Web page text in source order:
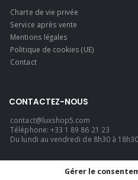
Charte de vie privée
Service après vente
Mentions légales
Politique de cookies (UE)
Contact
CONTACTEZ-NOUS
contact@luxshop5.com
Téléphone: +33 1 89 86 21 23
Du lundi au vendredi de 8h30 à
Gérer le